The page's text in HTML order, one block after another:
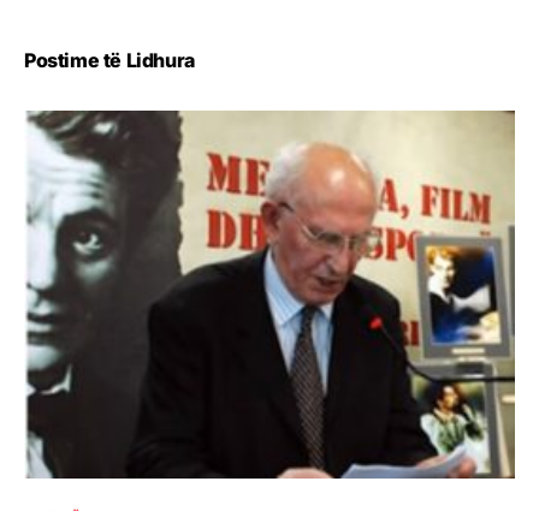
Postime të Lidhura